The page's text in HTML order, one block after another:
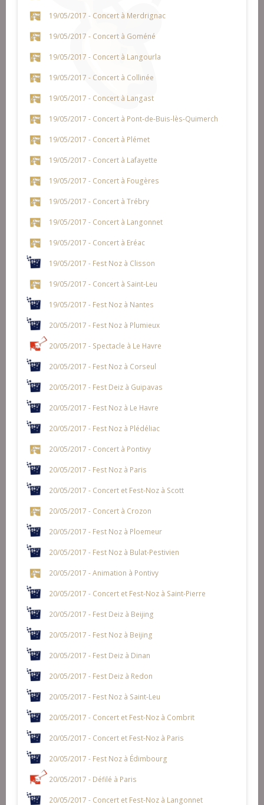
19/05/2017 - Concert à Merdrignac
19/05/2017 - Concert à Goméné
19/05/2017 - Concert à Langourla
19/05/2017 - Concert à Collinée
19/05/2017 - Concert à Langast
19/05/2017 - Concert à Pont-de-Buis-lès-Quimerch
19/05/2017 - Concert à Plémet
19/05/2017 - Concert à Lafayette
19/05/2017 - Concert à Fougères
19/05/2017 - Concert à Trébry
19/05/2017 - Concert à Langonnet
19/05/2017 - Concert à Eréac
19/05/2017 - Fest Noz à Clisson
19/05/2017 - Concert à Saint-Leu
19/05/2017 - Fest Noz à Nantes
20/05/2017 - Fest Noz à Plumieux
20/05/2017 - Spectacle à Le Havre
20/05/2017 - Fest Noz à Corseul
20/05/2017 - Fest Deiz à Guipavas
20/05/2017 - Fest Noz à Le Havre
20/05/2017 - Fest Noz à Plédéliac
20/05/2017 - Concert à Pontivy
20/05/2017 - Fest Noz à Paris
20/05/2017 - Concert et Fest-Noz à Scott
20/05/2017 - Concert à Crozon
20/05/2017 - Fest Noz à Ploemeur
20/05/2017 - Fest Noz à Bulat-Pestivien
20/05/2017 - Animation à Pontivy
20/05/2017 - Concert et Fest-Noz à Saint-Pierre
20/05/2017 - Fest Deiz à Beijing
20/05/2017 - Fest Noz à Beijing
20/05/2017 - Fest Deiz à Dinan
20/05/2017 - Fest Deiz à Redon
20/05/2017 - Fest Noz à Saint-Leu
20/05/2017 - Concert et Fest-Noz à Combrit
20/05/2017 - Concert et Fest-Noz à Paris
20/05/2017 - Fest Noz à Édimbourg
20/05/2017 - Défilé à Paris
20/05/2017 - Concert et Fest-Noz à Langonnet